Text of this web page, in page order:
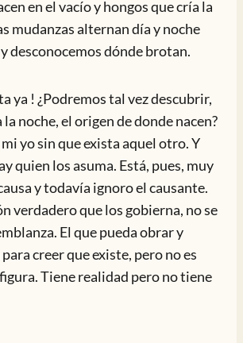
en el vacío y hongos que cría la
mudanzas alternan día y noche
desconocemos dónde brotan.
ya ! ¿Podremos tal vez descubrir,
la noche, el origen de donde nacen?
yo sin que exista aquel otro. Y
quien los asuma. Está, pues, muy
y todavía ignoro el causante.
verdadero que los gobierna, no se
El que pueda obrar y
creer que existe, pero no es
Tiene realidad pero no tiene